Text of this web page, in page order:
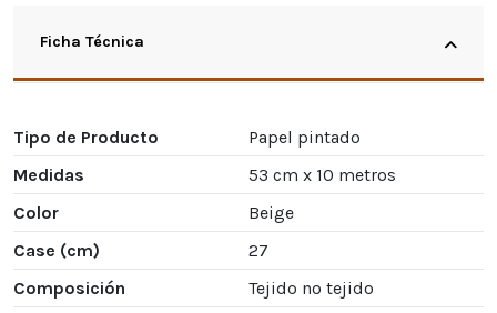
Ficha Técnica
Tipo de Producto
Papel pintado
Medidas
53 cm x 10 metros
Color
Beige
Case (cm)
27
Composición
Tejido no tejido